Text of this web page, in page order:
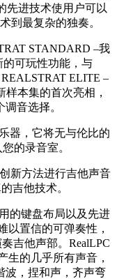
先进技术使用户可以
到最复杂的独奏。
STANDARD –我
的可玩性功能，与
ELITE –
样本集的首次亮相，
音选择。
器，它将无与伦比的
的录音室。
新方法进行吉他声音
吉他技术。
的键盘布局以及先进
以置信的可弹奏性，
吉他声部。RealLPC
生的几乎所有声音，
波，捏和声，齐声弯